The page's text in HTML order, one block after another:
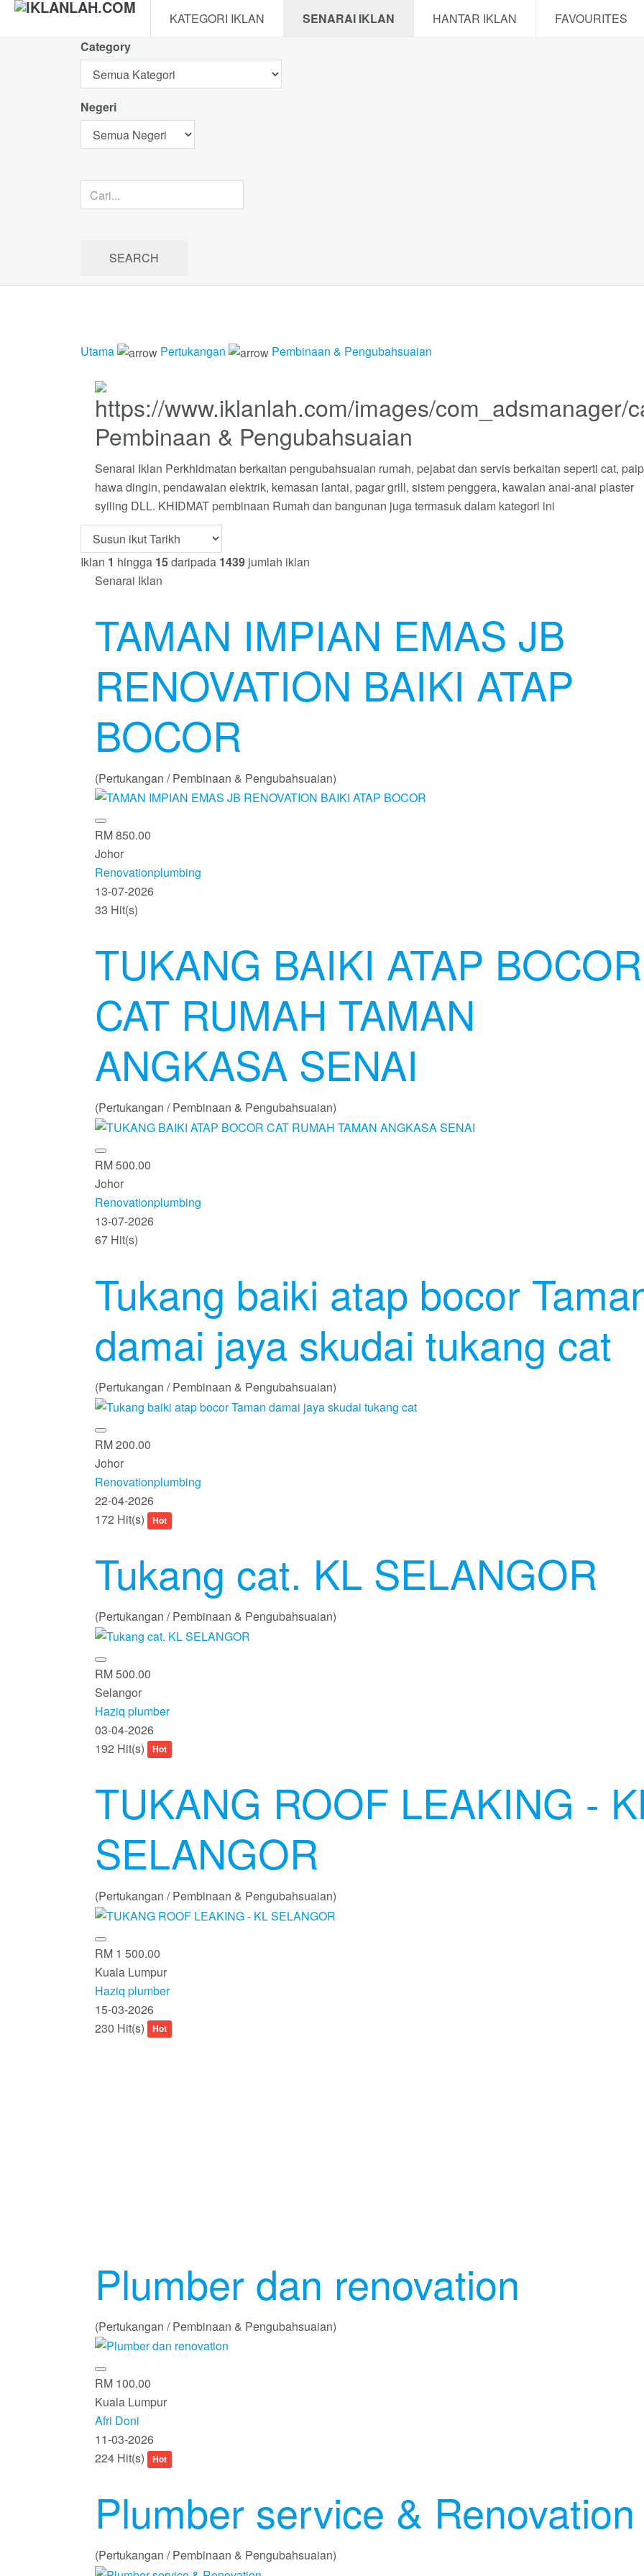
KATEGORI IKLAN SENARAI IKLAN HANTAR IKLAN
FAVOURITES
Category
Negeri
Utama Pertukangan Pembinaan & Pengubahsuaian
Pembinaan & Pengubahsuaian
Senarai Iklan Perkhidmatan berkaitan pengubahsuaian rumah, pejabat dan servis berkaitan seperti cat,
hawa dingin, pendawaian elektrik, kemasan lantai, pagar grill, sistem penggera, kawalan anai-anai plaster
syiling DLL. KHIDMAT pembinaan Rumah dan bangunan juga termasuk dalam kategori ini
Iklan 1 hingga 15daripada 1439 jumlah iklan
Senarai Iklan
TAMAN IMPIAN EMAS JB
RENOVATION BAIKI ATAP
BOCOR
(Pertukangan / Pembinaan & Pengubahsuaian)
RM 850.00
Johor
Renovationplumbing
13-07-2026
33 Hit(s)
TUKANG BAIKI ATAP BOCOR
CAT RUMAH TAMAN
ANGKASA SENAI
(Pertukangan / Pembinaan & Pengubahsuaian)
RM 500.00
Johor
Renovationplumbing
13-07-2026
67 Hit(s)
Tukang baiki atap bocor
damai jaya skudai tukang cat
(Pertukangan / Pembinaan & Pengubahsuaian)
RM 200.00
Johor
Renovationplumbing
22-04-2026
172 Hit(s)
Hot
Tukang cat. KL SELANGOR
(Pertukangan / Pembinaan & Pengubahsuaian)
RM 500.00
Selangor
Haziq plumber
03-04-2026
192 Hit(s)
Hot
TUKANG ROOF LEAKING -
SELANGOR
(Pertukangan / Pembinaan & Pengubahsuaian)
RM 1 500.00
Kuala Lumpur
Haziq plumber
15-03-2026
230 Hit(s)
Hot
Plumber dan renovation
(Pertukangan / Pembinaan & Pengubahsuaian)
RM 100.00
Kuala Lumpur
Afri Doni
11-03-2026
224 Hit(s)
Hot
Plumber service & Renovation
(Pertukangan / Pembinaan & Pengubahsuaian)